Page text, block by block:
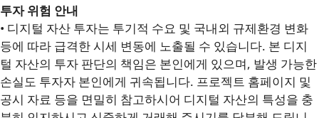
투자 위험 안내
• 디지털 자산 투자는 투기적 수요 및 국내외 규제환경 변화
등에 따라 급격한 시세 변동에 노출될 수 있습니다. 본 디지
털 자산의 투자 판단의 책임은 본인에게 있으며, 발생 가능한
손실도 투자자 본인에게 귀속됩니다. 프로젝트 홈페이지 및
공시 자료 등을 면밀히 참고하시어 디지털 자산의 특성을 충